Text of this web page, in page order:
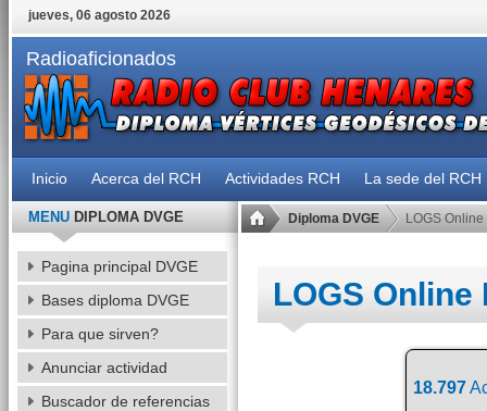
jueves, 06 agosto 2026
Radioaficionados
Inicio Acerca del RCH Actividades RCH La sede del RCH
Diploma DVGE LOGS Online
LOGS Online
18.797
MENUDIPLOMA DVGE
Pagina principal DVGE
Bases diploma DVGE
Para que sirven?
Anunciar actividad
Buscador de referencias